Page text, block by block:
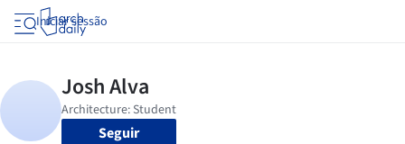
Iniciar sessão
Seguir